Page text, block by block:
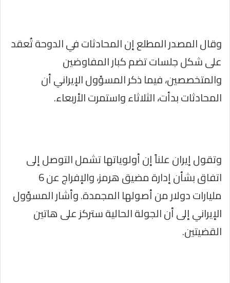
وقال المصدر المطلع إن المحادثات في الدوحة تُعقد
على شكل جلسات تضم كبار المفاوضين
والمتخصصين، فيما ذكر المسؤول الإيراني أن
المحادثات بدأت، الثلاثاء واستمرت الأربعاء.
وتقول إيران علناً إن أولوياتها تشمل التوصل إلى
اتفاق بشأن إدارة مضيق هرمز، والإفراج عن 6
مليارات دولار من أصولها المجمدة. وأشار المسؤول
الإيراني إلى أن الجولة الحالية ستركز على هاتين
القضيتين.